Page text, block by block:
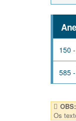
150
585
OBS:
Os